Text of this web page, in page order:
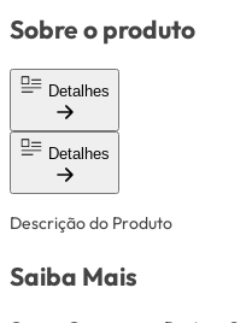
Sobre o produto
Detalhes
Detalhes
Descrição do Produto
Saiba Mais